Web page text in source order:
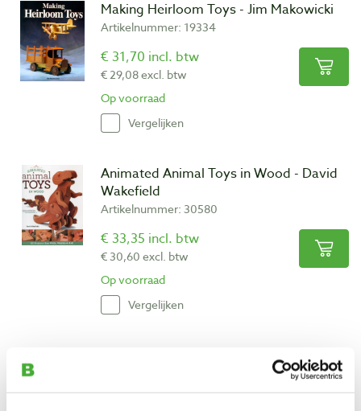
Making Heirloom Toys - Jim Makowicki
Artikelnummer: 19334
€ 31,70 incl. btw
€ 29,08 excl. btw
Op voorraad
Vergelijken
Animated Animal Toys in Wood - David
Wakefield
Artikelnummer: 30580
€ 33,35 incl. btw
€ 30,60 excl. btw
Op voorraad
Vergelijken